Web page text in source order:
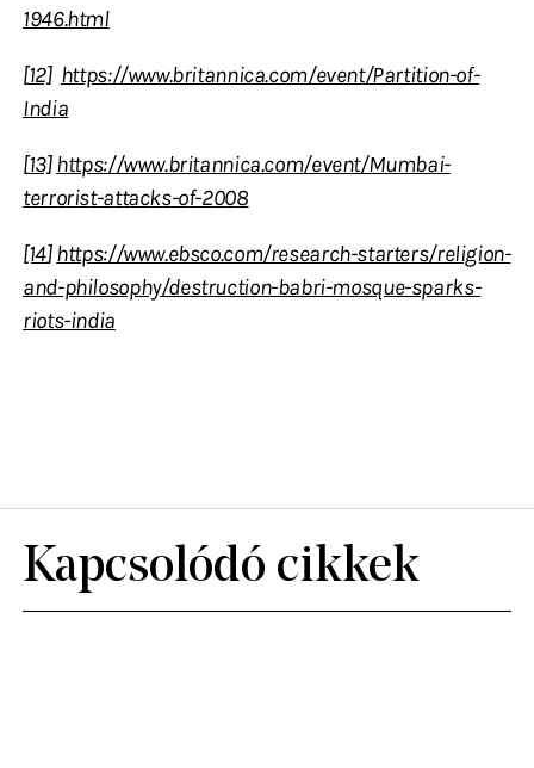
1946.html
[12] https://www.britannica.com/event/Partition-of-
India
[13]https://www.britannica.com/event/Mumbai-
terrorist-attacks-of-2008
[14]https://www.ebsco.com/research-starters/religion-
and-philosophy/destruction-babri-mosque-sparks-
riots-india
Kapcsolódó cikkek